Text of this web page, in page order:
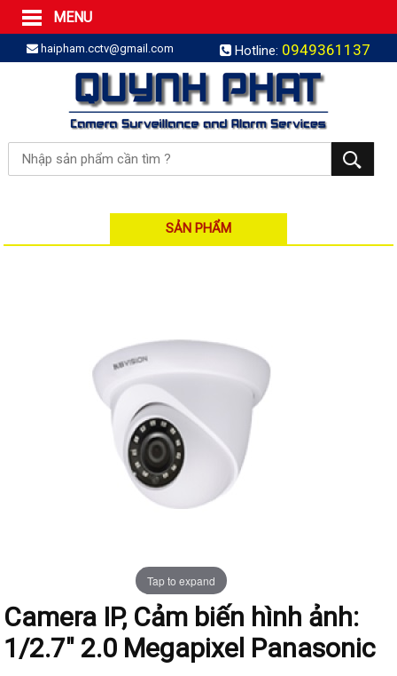
MENU
Trang Chủ
Sản phẩm
SẢN PHẨM TRỌN GÓI
LẮP BÁO TRỘM TRỌN GÓI
LẮP CAMERA TRỌN GÓI
Camera IP
Camera IP KBVISION
Camera IP HIKVISION
Đầu ghi IP HIKVISION
Đầu ghi IP KBVISION
Đầu ghi IP HDParagon
Đầu ghi IP Visionhitech
Camera Visionhitech
Camera KBVISION
haipham.cctv@gmail.com Hotline: 0949361137
SẢN PHẨM
Tap to expand
Camera IP, Cảm biến hình ảnh:
1/2.7" 2.0 Megapixel Panasonic